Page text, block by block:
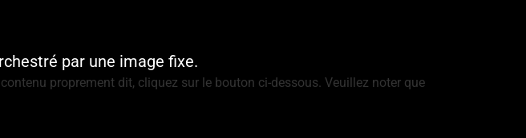
par une image fixe.
proprement dit, cliquez sur le bouton ci-dessous. Veuillez noter que